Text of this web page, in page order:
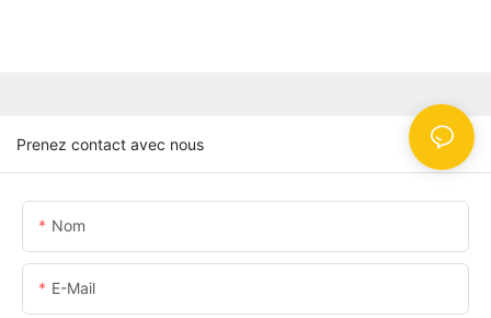
Prenez contact avec nous
Nom
E-Mail